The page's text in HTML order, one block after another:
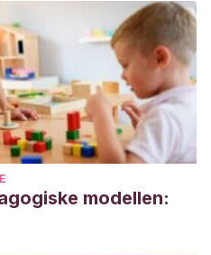
modellen: